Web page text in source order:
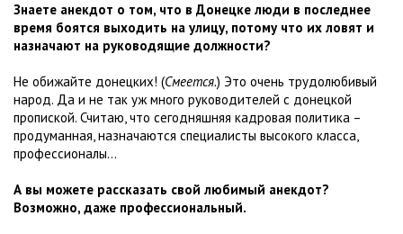
Знаете анекдот о том, что в Донецке люди в последнее
время боятся выходить на улицу, потому что их ловят и
назначают на руководящие должности?
Не обижайте донецких! (Смеется.) Это очень трудолюбивый
народ. Да и не так уж много руководителей с донецкой
пропиской. Считаю, что сегодняшняя кадровая политика –
продуманная, назначаются специалисты высокого класса,
профессионалы...
А вы можете рассказать свой любимый анекдот?
Возможно, даже профессиональный.